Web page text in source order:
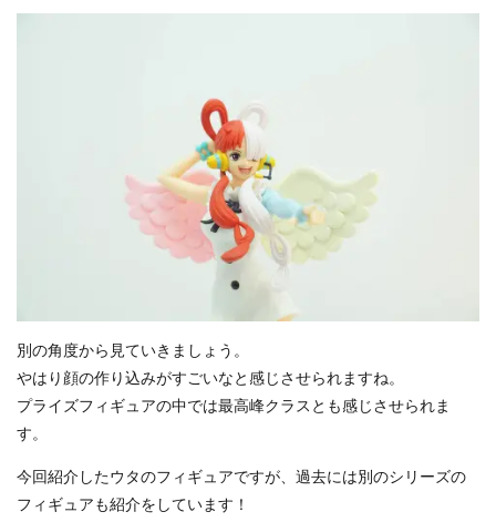
別の角度から見ていきましょう。
やはり顔の作り込みがすごいなと感じさせられますね。
プライズフィギュアの中では最高峰クラスとも感じさせられま
す。
今回紹介したウタのフィギュアですが、過去には別のシリーズの
フィギュアも紹介をしています！